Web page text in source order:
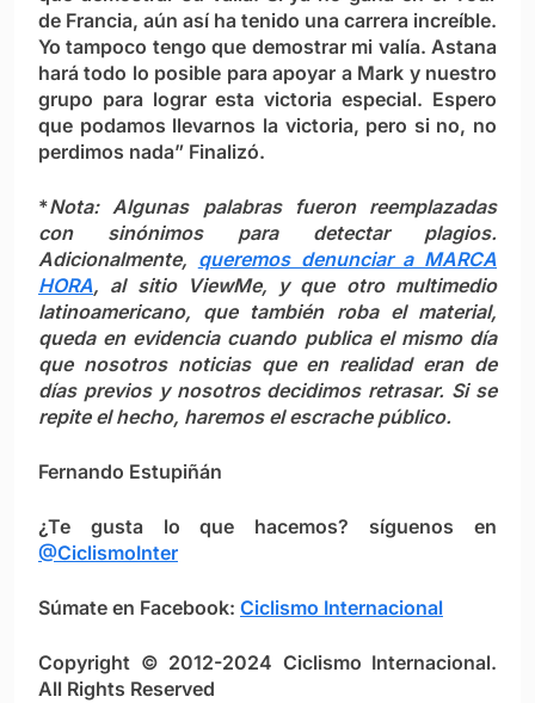
de Francia, aún así ha tenido una carrera increíble.
Yo tampoco tengo que demostrar mi valía. Astana
hará todo lo posible para apoyar a Mark y nuestro
grupo para lograr esta victoria especial. Espero
que podamos llevarnos la victoria, pero si no, no
perdimos nada” Finalizó.
*Nota: Algunas palabras fueron reemplazadas
con sinónimos para detectar plagios.
Adicionalmente, queremos denunciar a MARCA
HORA, al sitio ViewMe, y que otro multimedio
latinoamericano, que también roba el material,
queda en evidencia cuando publica el mismo día
que nosotros noticias que en realidad eran de
días previos y nosotros decidimos retrasar. Si se
repite el hecho, haremos el escrache público.
Fernando Estupiñán
¿Te gusta lo que hacemos? síguenos en
@CiclismoInter
Súmate en Facebook: Ciclismo Internacional
Copyright © 2012-2024 Ciclismo Internacional.
All Rights Reserved